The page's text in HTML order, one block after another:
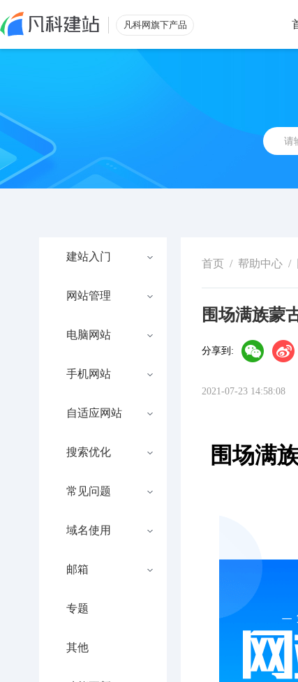
凡科网旗下产品
建站入门
网站管理
电脑网站
手机网站
自适应网站
搜索优化
常见问题
域名使用
邮箱
专题
其他
首页 / 帮助中心 /
围场满族蒙
分享到:
2021-07-23 14:58:08
围场满